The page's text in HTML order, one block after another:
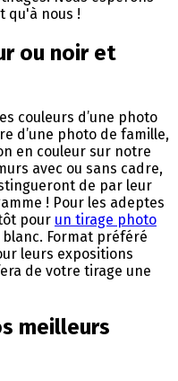
qu'à nous !
ou noir et
couleurs d’une photo
d’une photo de famille,
en couleur sur notre
avec ou sans cadre,
de par leur
! Pour les adeptes
pour un tirage photo
Format préféré
leurs expositions
de votre tirage une
meilleurs